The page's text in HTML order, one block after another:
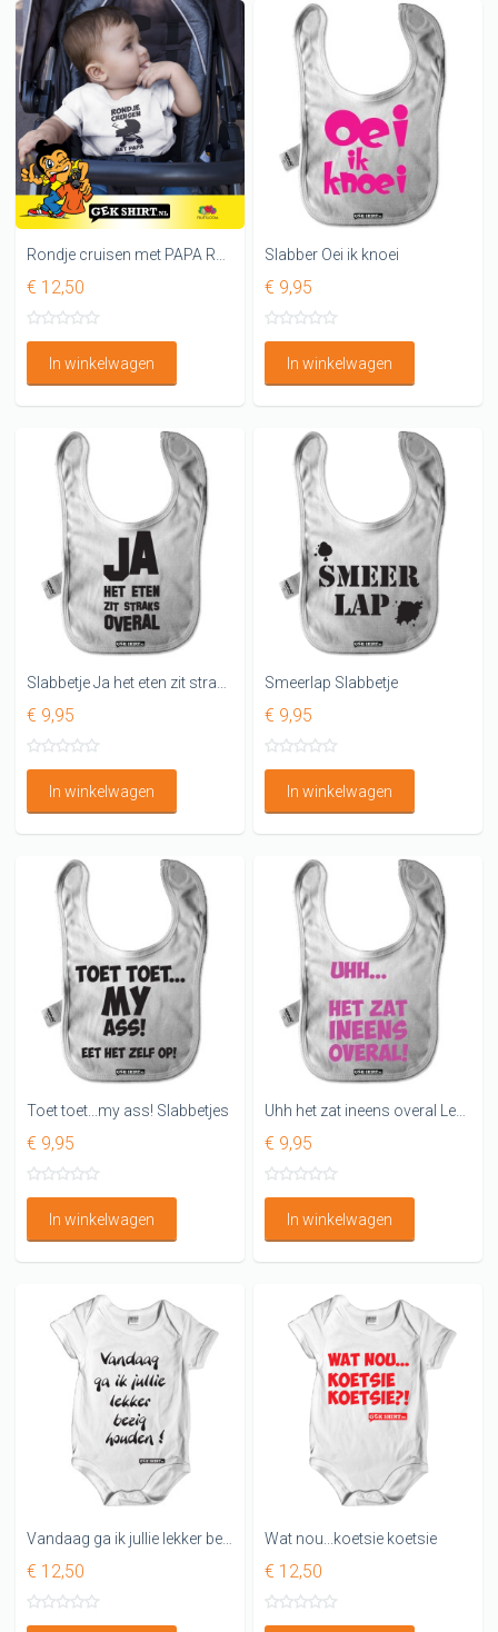
€ 12,50
In winkelwagen
Slabber Oei ik knoei
€ 9,95
In winkelwagen
€ 9,95
In winkelwagen
Smeerlap Slabbetje
€ 9,95
In winkelwagen
Toet toet...my ass! Slabbetjes
€ 9,95
In winkelwagen
€ 9,95
In winkelwagen
Vandaag ga ik jullie lekker bezig houden Rompertje
€ 12,50
Wat nou...koetsie koetsie
€ 12,50